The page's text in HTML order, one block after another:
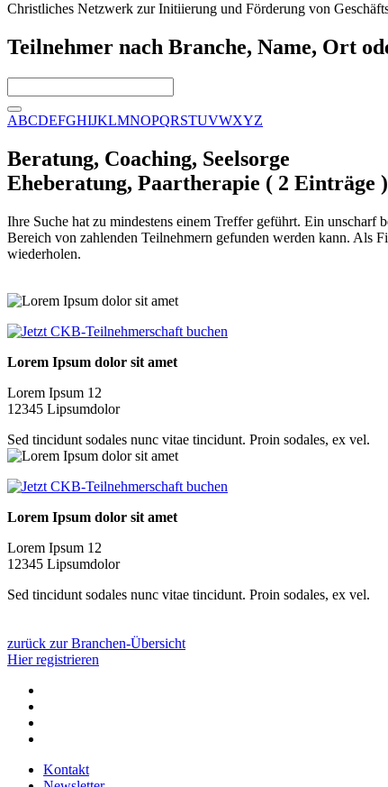
Christliches Netzwerk zur Initiierung und Förderung von
Teilnehmer nach Branche, Name, Ort
ABCDEFGHIJKLMNOPQRSTUVWXYZ
Beratung, Coaching, Seelsorge
Eheberatung, Paartherapie ( 2 Einträge )
Ihre Suche hat zu mindestens einem Treffer geführt. Ein unscharf
Bereich von zahlenden Teilnehmern gefunden werden kann. Als
wiederholen.
Lorem Ipsum dolor sit amet
Lorem Ipsum 12
12345 Lipsumdolor
Sed tincidunt sodales nunc vitae tincidunt. Proin sodales, ex vel.
Lorem Ipsum dolor sit amet
Lorem Ipsum 12
12345 Lipsumdolor
Sed tincidunt sodales nunc vitae tincidunt. Proin sodales, ex vel.
zurück zur Branchen-Übersicht
Hier registrieren
Kontakt